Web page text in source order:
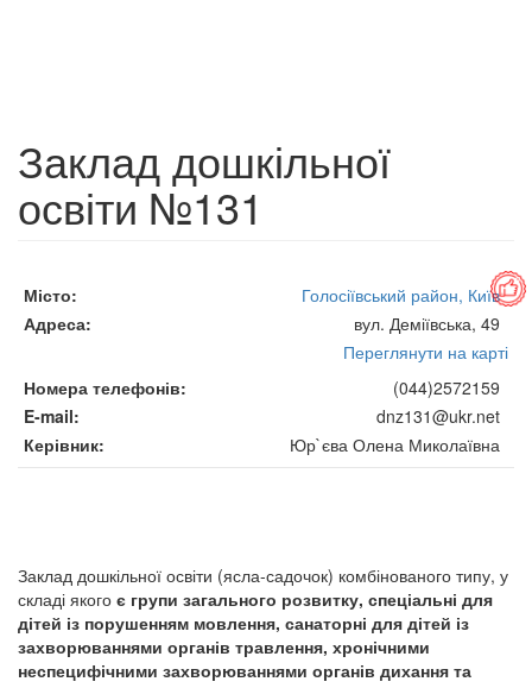
Заклад дошкільної
освіти №131
Місто
Голосіївський район, Київ
Адреса
вул. Деміївська, 49
Переглянути на карті
Номера телефонів
(044)2572159
E-mail
dnz131@ukr.net
Керівник
Юр`єва Олена Миколаївна
Заклад дошкільної освіти (ясла-садочок) комбінованого типу, у
складі якого є групи загального розвитку, спеціальні для
дітей із порушенням мовлення, санаторні для дітей із
захворюваннями органів травлення, хронічними
неспецифічними захворюваннями органів дихання та